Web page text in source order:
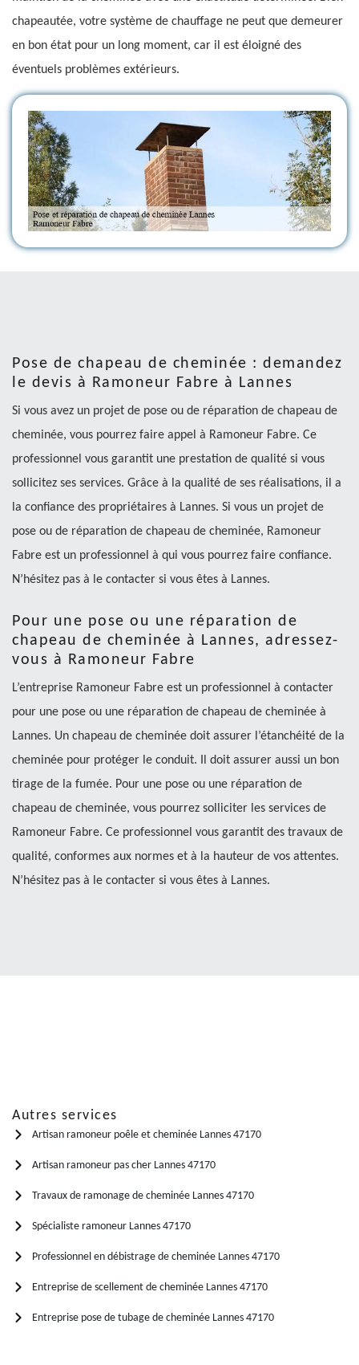
chapeautée, votre système de chauffage ne peut que demeurer
en bon état pour un long moment, car il est éloigné des
éventuels problèmes extérieurs.
Pose de chapeau de cheminée : demandez
le devis à Ramoneur Fabre à Lannes
Si vous avez un projet de pose ou de réparation de chapeau de
cheminée, vous pourrez faire appel à Ramoneur Fabre. Ce
professionnel vous garantit une prestation de qualité si vous
sollicitez ses services. Grâce à la qualité de ses réalisations, il a
la confiance des propriétaires à Lannes. Si vous un projet de
pose ou de réparation de chapeau de cheminée, Ramoneur
Fabre est un professionnel à qui vous pourrez faire confiance.
N’hésitez pas à le contacter si vous êtes à Lannes.
Pour une pose ou une réparation de
chapeau de cheminée à Lannes, adressez-
vous à Ramoneur Fabre
L’entreprise Ramoneur Fabre est un professionnel à contacter
pour une pose ou une réparation de chapeau de cheminée à
Lannes. Un chapeau de cheminée doit assurer l’étanchéité de la
cheminée pour protéger le conduit. Il doit assurer aussi un bon
tirage de la fumée. Pour une pose ou une réparation de
chapeau de cheminée, vous pourrez solliciter les services de
Ramoneur Fabre. Ce professionnel vous garantit des travaux de
qualité, conformes aux normes et à la hauteur de vos attentes.
N’hésitez pas à le contacter si vous êtes à Lannes.
Autres services
Artisan ramoneur poêle et cheminée Lannes 47170
Artisan ramoneur pas cher Lannes 47170
Travaux de ramonage de cheminée Lannes 47170
Spécialiste ramoneur Lannes 47170
Professionnel en débistrage de cheminée Lannes 47170
Entreprise de scellement de cheminée Lannes 47170
Entreprise pose de tubage de cheminée Lannes 47170